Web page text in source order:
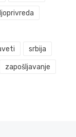
srbija
zapošljavanje